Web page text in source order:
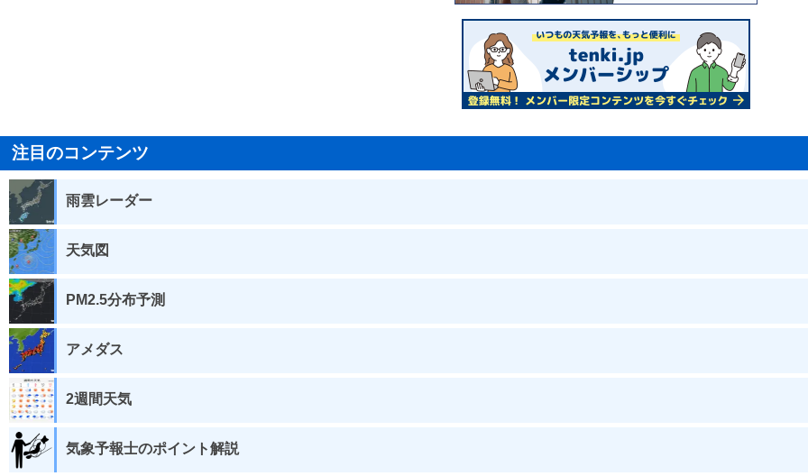
注目のコンテンツ
雨雲レーダー
天気図
PM2.5分布予測
アメダス
2週間天気
気象予報士のポイント解説